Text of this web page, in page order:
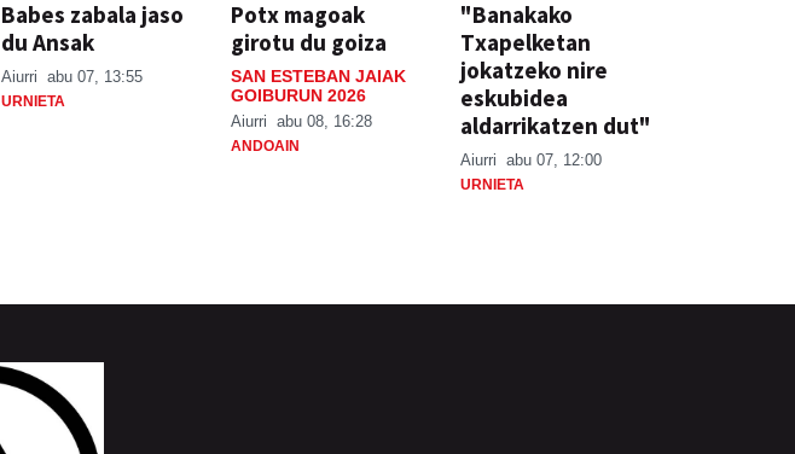
Babes zabala jaso
du Ansak
Aiurri abu 07, 13:55
URNIETA
Potx magoak
girotu du goiza
SAN ESTEBAN JAIAK
GOIBURUN 2026
Aiurri abu 08, 16:28
ANDOAIN
"Banakako
Txapelketan
jokatzeko nire
eskubidea
aldarrikatzen dut"
Aiurri abu 07, 12:00
URNIETA